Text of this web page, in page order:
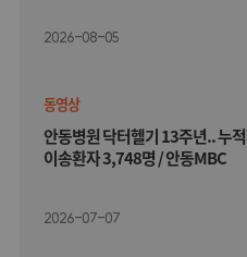
2026-08-05
동영상
안동병원 닥터헬기 13주년.. 누적
이송환자 3,748명 / 안동MBC
2026-07-07